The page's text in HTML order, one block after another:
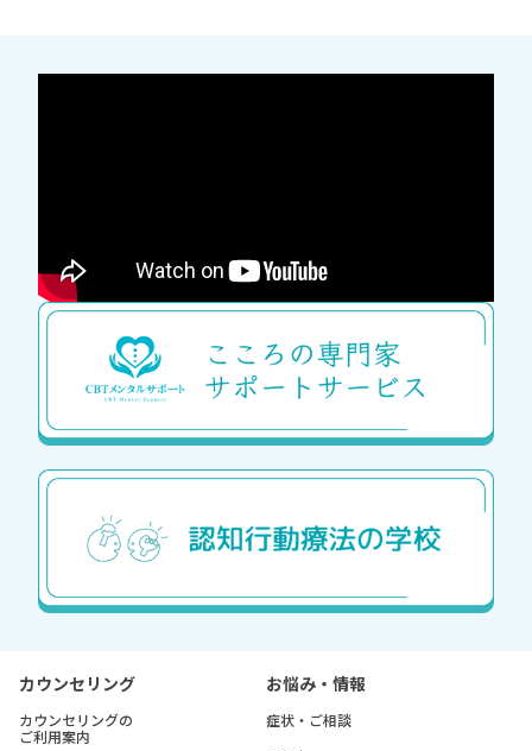
カウンセリング
カウンセリングの
ご利用案内
お悩み・情報
症状・ご相談